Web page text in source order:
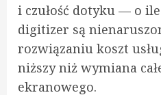
i czułość dotyku — o
digitizer są
rozwiązaniu koszt
niższy niż wymiana
ekranowego.